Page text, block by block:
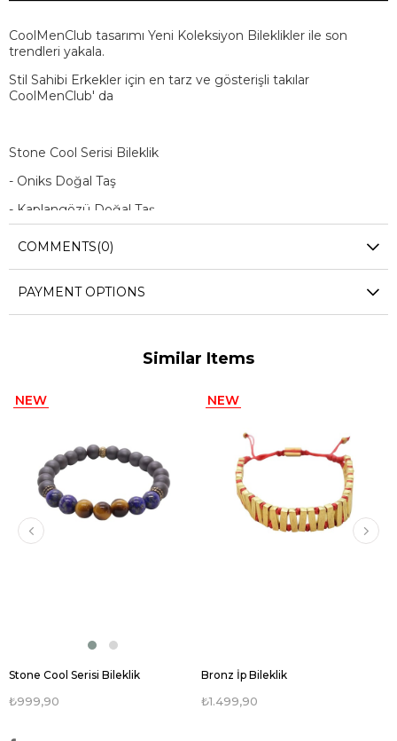
CoolMenClub tasarımı Yeni Koleksiyon Bileklikler ile son
trendleri yakala.
Stil Sahibi Erkekler için en tarz ve gösterişli takılar
CoolMenClub' da
Stone Cool Serisi Bileklik
- Oniks Doğal Taş
- Kaplangözü Doğal Taş
- Bronz Aparat
COMMENTS(0)
PAYMENT OPTIONS
Similar Items
Stone Cool Serisi Bileklik
₺999,90
NEW
Bronz İp Bileklik
₺1.499,90
NEW